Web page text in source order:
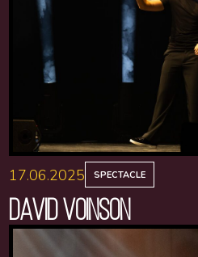
17.06.2025 SPECTACLE
DAVID VOINSON